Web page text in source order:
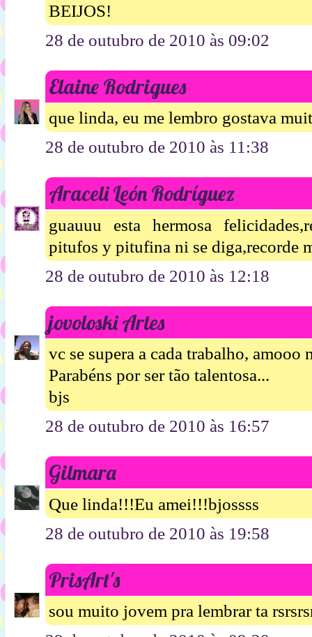
BEIJOS!
28 de outubro de 2010 às 09:02
Elaine Rodrigues
que linda, eu me lembro gostava
28 de outubro de 2010 às 11:38
Araceli León Rodríguez
guauuu esta hermosa
pitufos y pitufina ni se diga,recorde
28 de outubro de 2010 às 12:18
jovoloski Artes
vc se supera a cada trabalho,
Parabéns por ser tão talentosa...
bjs
28 de outubro de 2010 às 16:57
Gilmara
Que linda!!!Eu amei!!!bjossss
28 de outubro de 2010 às 19:58
PrisArt's
sou muito jovem pra lembrar ta